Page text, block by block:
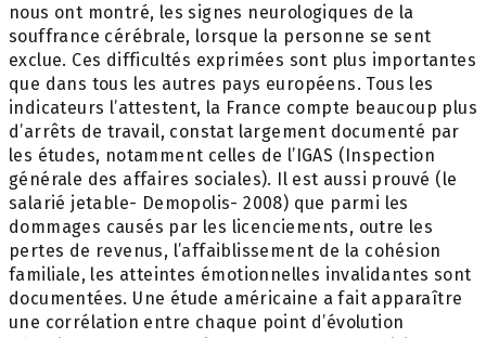
nous ont montré, les signes neurologiques de la
souffrance cérébrale, lorsque la personne se sent
exclue. Ces difficultés exprimées sont plus importantes
que dans tous les autres pays européens. Tous les
indicateurs l’attestent, la France compte beaucoup plus
d’arrêts de travail, constat largement documenté par
les études, notamment celles de l’IGAS (Inspection
générale des affaires sociales). Il est aussi prouvé (le
salarié jetable- Demopolis- 2008) que parmi les
dommages causés par les licenciements, outre les
pertes de revenus, l’affaiblissement de la cohésion
familiale, les atteintes émotionnelles invalidantes sont
documentées. Une étude américaine a fait apparaître
une corrélation entre chaque point d’évolution